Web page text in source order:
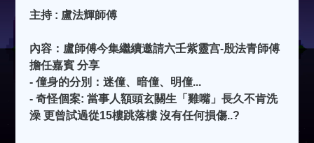
主持 : 盧法輝師傅
內容：盧師傅今集繼續邀請六壬紫靈宫-殷法青師傅
擔任嘉賓 分享
- 僮身的分別：迷僮、暗僮、明僮...
- 奇怪個案: 當事人額頭玄關生「雞嘴」長久不肯洗
澡 更曾試過從15樓跳落樓 沒有任何損傷..?